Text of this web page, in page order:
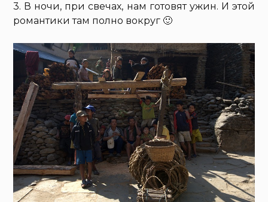
3. В ночи, при свечах, нам готовят ужин. И этой
романтики там полно вокруг 🙂